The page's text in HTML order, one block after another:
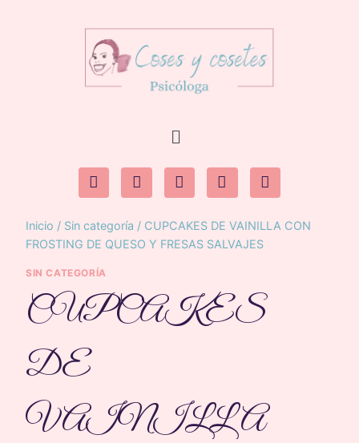
Inicio / Sin categoría / CUPCAKES DE VAINILLA CON
FROSTING DE QUESO Y FRESAS SALVAJES
SIN CATEGORÍA
CUPCAKES
DE
VAINILLA